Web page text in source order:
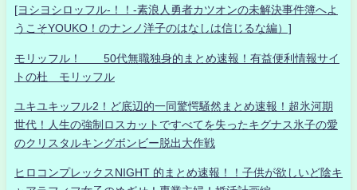
[ヨシヨシロッフル-！！-素浪人勇者カツオンの未解決事件簿へよ
うこそYOUKO！のナンノ洋子のはなしは信じるな編）]
モリッフル！ 50代無職独身的まとめ速報！有益便利情報サイ
トの杜 モリッフル
ユキユキッフル2！ど底辺的一同驚愕騒然まとめ速報！超氷河期
世代！人生の強制ロスカットですべてを失ったキグナス氷子の愛
のクリスタルキングボンビー脱出大作戦
ヒロコンプレックスNIGHT 的まとめ速報！！子供が欲しいど陰キ